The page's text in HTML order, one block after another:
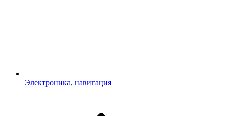
Электроника, навигация